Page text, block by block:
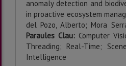
anomaly detection and
in proactive ecosystem
del Pozo, Alberto; Mora
Paraules Clau: Computer
Threading; Real-Time;
Intelligence